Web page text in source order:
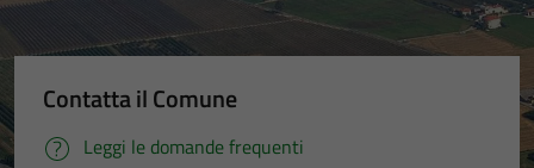
Contatta il Comune
Leggi le domande frequenti